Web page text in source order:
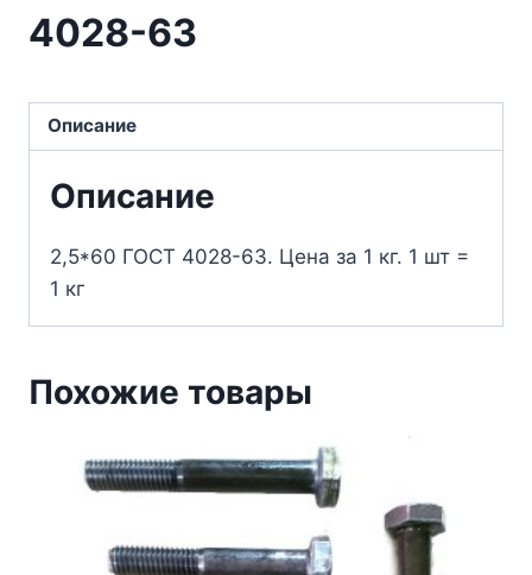
4028-63
Описание
Описание
2,5*60 ГОСТ 4028-63. Цена за 1 кг. 1 шт =
1 кг
Похожие товары